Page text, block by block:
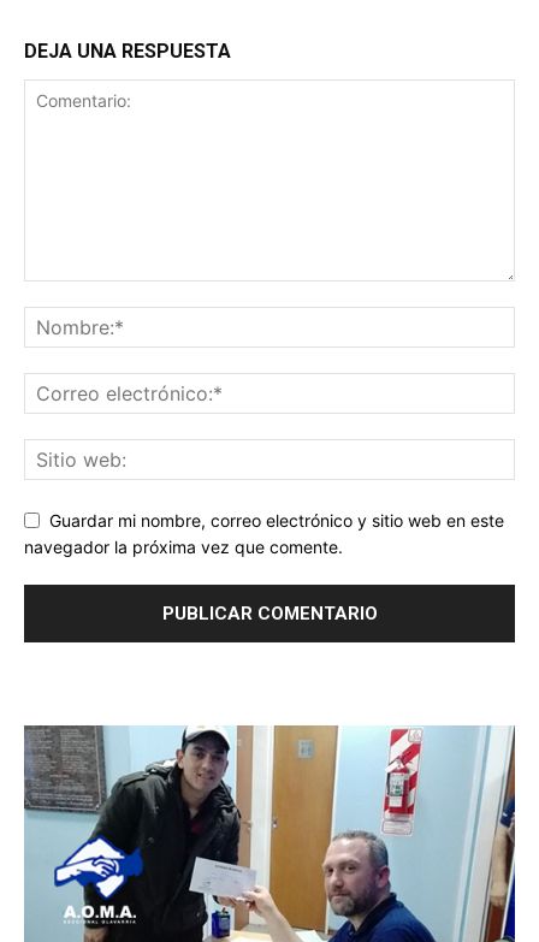
DEJA UNA RESPUESTA
Guardar mi nombre, correo electrónico y sitio web en este
navegador la próxima vez que comente.